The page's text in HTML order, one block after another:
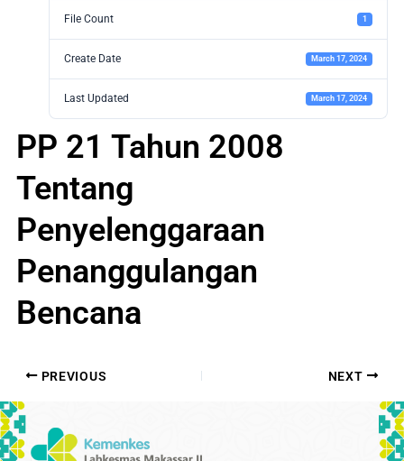
File Count 1
Create Date March 17, 2024
Last Updated March 17, 2024
PP 21 Tahun 2008
Tentang
Penyelenggaraan
Penanggulangan
Bencana
PREVIOUS NEXT